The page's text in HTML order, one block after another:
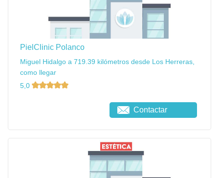
PielClinic Polanco
Miguel Hidalgo a 719.39 kilómetros desde Los Herreras,
como llegar
5,0
Contactar